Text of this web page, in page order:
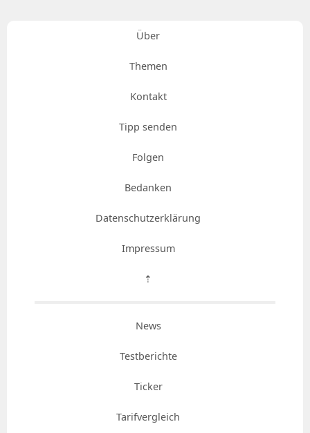
Über
Themen
Kontakt
Tipp senden
Folgen
Bedanken
Datenschutzerklärung
Impressum
⇡
News
Testberichte
Ticker
Tarifvergleich